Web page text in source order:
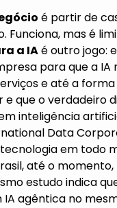
é partir de
mas é
a IAé outro jogo:
para que a
e até a
que o verdadeiro
inteligência
Data
em
até o
estudo indica
agêntica no